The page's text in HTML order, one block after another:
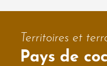
Territoires et
Pays de